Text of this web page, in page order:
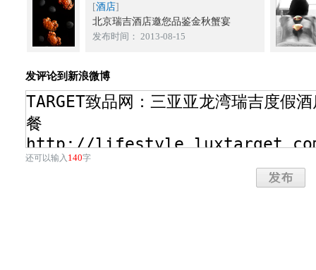
[酒店]
北京瑞吉酒店邀您品鉴金秋蟹宴
发布时间： 2013-08-15
发评论到新浪微博
还可以输入 140字